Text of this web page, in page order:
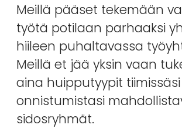
Meillä pääset tekemään
työtä potilaan parhaaksi
hiileen puhaltavassa
Meillä et jää yksin vaan
aina huipputyypit
onnistumistasi
sidosryhmät.